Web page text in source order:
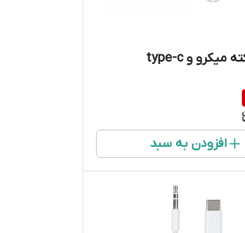
افزودن به سبد